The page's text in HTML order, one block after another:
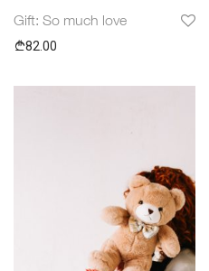
Gift: So much love
82.00